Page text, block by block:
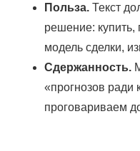
Польза. Текст
решение: купить,
модель сделки,
Сдержанность.
«прогнозов ради
проговариваем